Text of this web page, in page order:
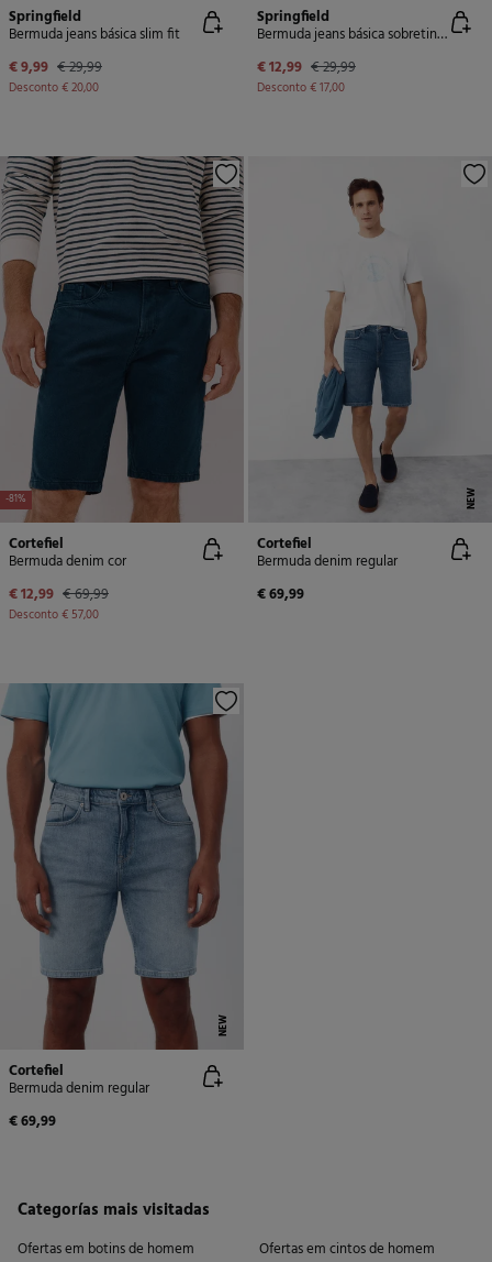
Springfield
Bermuda jeans básica slim fit
€ 9,99 € 29,99
Desconto€ 20,00
Springfield
Bermuda jeans básica sobretingida slim fit
€ 12,99 € 29,99
Desconto€ 17,00
-81%
Cortefiel
Bermuda denim cor
€ 12,99 € 69,99
Desconto€ 57,00
NEW
Cortefiel
Bermuda denim regular
€ 69,99
NEW
Cortefiel
Bermuda denim regular
€ 69,99
Categorías mais visitadas
Ofertas em botins de homem Ofertas em cintos de homem